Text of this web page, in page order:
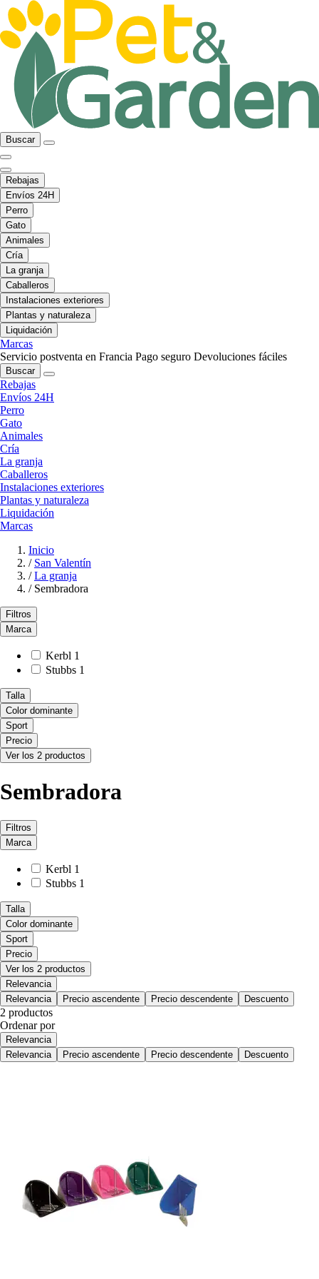
Buscar
Rebajas
Envíos 24H
Perro
Gato
Animales
Cría
La granja
Caballeros
Instalaciones exteriores
Plantas y naturaleza
Liquidación
Marcas
Servicio postventa en Francia Pago seguro Devoluciones fáciles
Buscar
Rebajas
Envíos 24H
Perro
Gato
Animales
Cría
La granja
Caballeros
Instalaciones exteriores
Plantas y naturaleza
Liquidación
Marcas
Inicio
/ San Valentín
/ La granja
/ Sembradora
Filtros
Marca
Kerbl 1
Stubbs 1
Talla
Color dominante
Sport
Precio
Ver los 2 productos
Sembradora
Filtros
Marca
Kerbl 1
Stubbs 1
Talla
Color dominante
Sport
Precio
Ver los 2 productos
Relevancia
Relevancia
Precio ascendente Precio descendente Descuento
2 productos
Ordenar por
Relevancia
Relevancia
Precio ascendente Precio descendente Descuento